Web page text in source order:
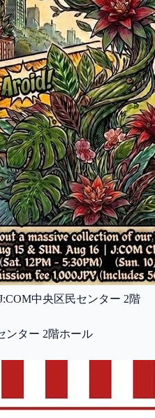
中央区民センター 2階
ンター 2階ホール